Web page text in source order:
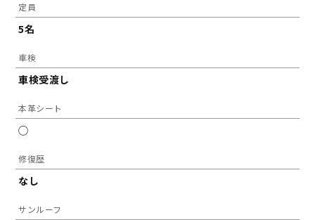
定員
5名
車検
車検受渡し
本革シート
◯
修復歴
なし
サンルーフ